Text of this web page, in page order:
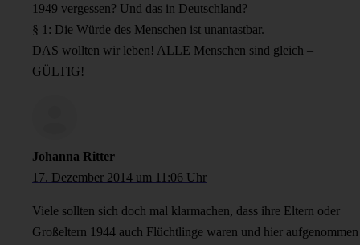
1949 vergessen? Und das in Deutschland?
§ 1: Die Würde des Menschen ist unantastbar.
DAS wollten wir leben! ALLE Menschen sind gleich –
GÜLTIG!
Johanna Ritter
17. Dezember 2014 um 11:06 Uhr
Viele sollten sich doch mal klarmachen, dass ihre Eltern oder
Großeltern 1944 auch Flüchtlinge waren und hier aufgenommen